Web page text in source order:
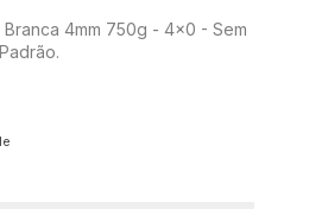
4mm 750g - 4x0 - Sem